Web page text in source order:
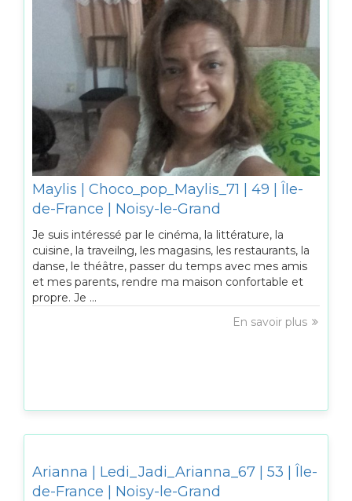
Maylis | Choco_pop_Maylis_71 | 49 | Île-
de-France | Noisy-le-Grand
Je suis intéressé par le cinéma, la littérature, la
cuisine, la traveilng, les magasins, les restaurants, la
danse, le théâtre, passer du temps avec mes amis
et mes parents, rendre ma maison confortable et
propre. Je ...
En savoir plus
Arianna | Ledi_Jadi_Arianna_67 | 53 | Île-
de-France | Noisy-le-Grand